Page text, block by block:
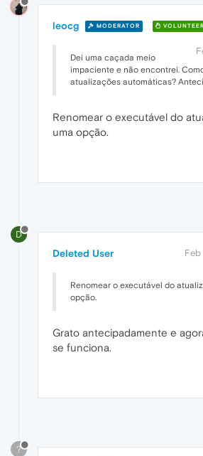
leocg MODERATOR VOLUNTEER
Dei uma caçada meio
impaciente e não encontrei.
atualizações automáticas?
Renomear o executável do
uma opção.
D
Deleted User
Renomear o executável do
opção.
Grato antecipadamente e
se funciona.
?